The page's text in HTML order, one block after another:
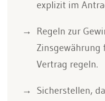
explizit im
Regeln zur
Zinsgewährung
Vertrag regeln.
Sicherstellen,